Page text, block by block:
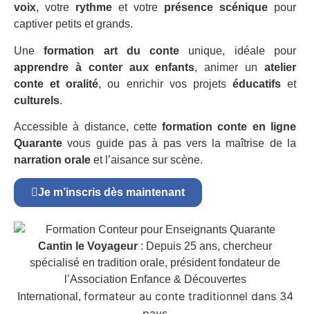
voix, votre rythme et votre présence scénique pour
captiver petits et grands.
Uneformation art du conte unique, idéale pour
apprendre à conter aux enfants, animer unatelier
conte et oralité, ou enrichir vos projets éducatifset
culturels.
Accessible à distance, cetteformation conte en ligne
Quarante vous guide pas à pas vers la maîtrise de la
narration orale et l’aisance sur scène.
Je m’inscris dès maintenant
Cantin le Voyageur : Depuis 25 ans, chercheur
spécialisé en tradition orale, président fondateur de
l’Association Enfance & Découvertes
International, formateur au conte traditionnel dans 34